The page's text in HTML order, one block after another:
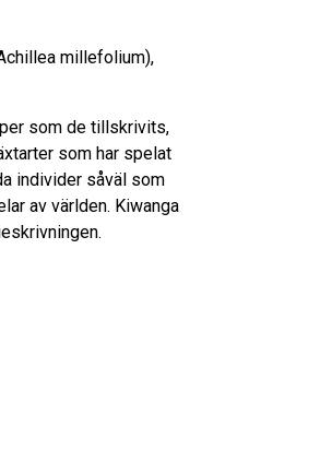
millefolium),
som de tillskrivits,
som har spelat
individer såväl som
av världen. Kiwanga